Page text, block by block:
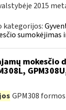
2015
kategorijos:
sumokėjimas
mokesčio
GPM308